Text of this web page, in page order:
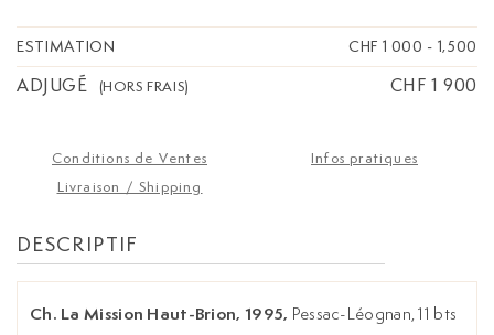
ESTIMATION CHF 1 000 - 1,500
ADJUGÉ (HORS FRAIS) CHF 1 900
Conditions de Ventes
Infos pratiques
Livraison / Shipping
DESCRIPTIF
Ch. La Mission Haut-Brion, 1995, Pessac-Léognan, 11 bts